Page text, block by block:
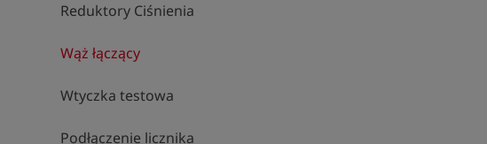
Reduktory Ciśnienia
Wąż łączący
Wtyczka testowa
Podłączenie licznika